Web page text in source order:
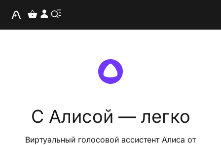
С Алисой — легко
Виртуальный голосовой ассистент Алиса от